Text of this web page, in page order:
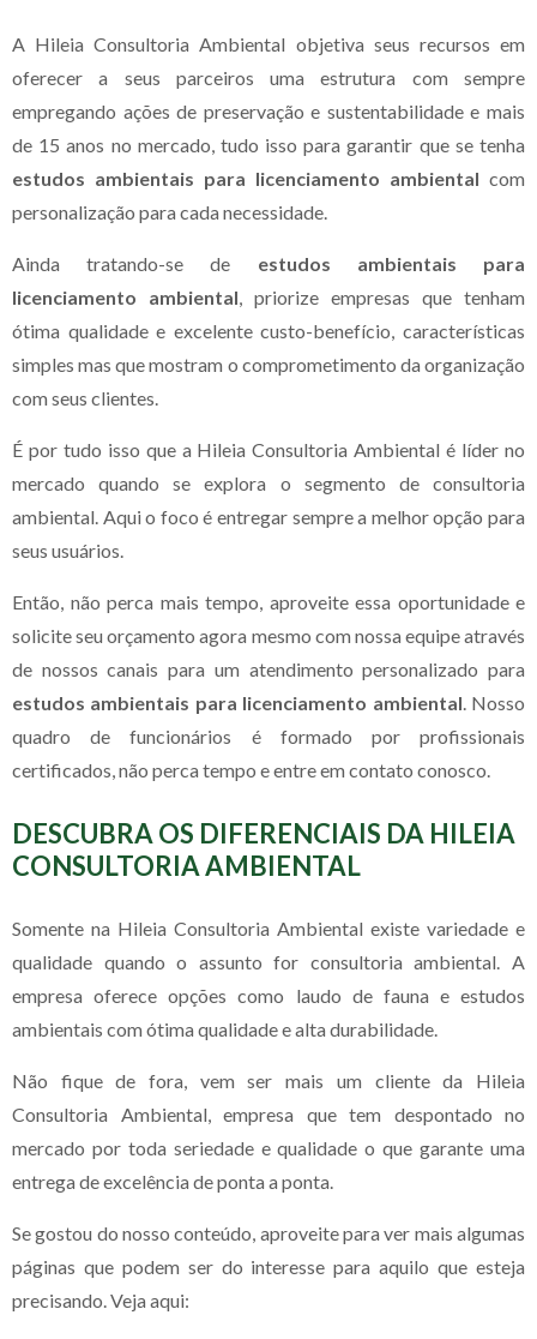
A Hileia Consultoria Ambiental objetiva seus recursos em
oferecer a seus parceiros uma estrutura com sempre
empregando ações de preservação e sustentabilidade e mais
de 15 anos no mercado, tudo isso para garantir que se tenha
estudos ambientais para licenciamento ambiental com
personalização para cada necessidade.
Ainda tratando-se de estudos ambientais para
licenciamento ambiental, priorize empresas que tenham
ótima qualidade e excelente custo-benefício, características
simples mas que mostram o comprometimento da organização
com seus clientes.
É por tudo isso que a Hileia Consultoria Ambiental é líder no
mercado quando se explora o segmento de consultoria
ambiental. Aqui o foco é entregar sempre a melhor opção para
seus usuários.
Então, não perca mais tempo, aproveite essa oportunidade e
solicite seu orçamento agora mesmo com nossa equipe através
de nossos canais para um atendimento personalizado para
estudos ambientais para licenciamento ambiental. Nosso
quadro de funcionários é formado por profissionais
certificados, não perca tempo e entre em contato conosco.
DESCUBRA OS DIFERENCIAIS DA HILEIA
CONSULTORIA AMBIENTAL
Somente na Hileia Consultoria Ambiental existe variedade e
qualidade quando o assunto for consultoria ambiental. A
empresa oferece opções como laudo de fauna e estudos
ambientais com ótima qualidade e alta durabilidade.
Não fique de fora, vem ser mais um cliente da Hileia
Consultoria Ambiental, empresa que tem despontado no
mercado por toda seriedade e qualidade o que garante uma
entrega de excelência de ponta a ponta.
Se gostou do nosso conteúdo, aproveite para ver mais algumas
páginas que podem ser do interesse para aquilo que esteja
precisando. Veja aqui: